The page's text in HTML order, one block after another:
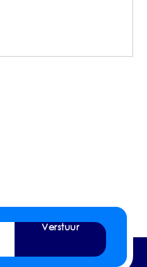
Verstuur